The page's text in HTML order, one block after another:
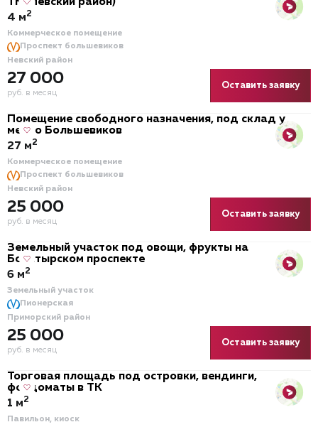
Коммерческое помещение
Проспект большевиков
Невский район
27 000
руб. в месяц
4 м2
Оставить заявку
Помещение свободного назначения, под склад у
метро Большевиков
Коммерческое помещение
Проспект большевиков
Невский район
25 000
руб. в месяц
27 м2
Оставить заявку
Земельный участок под овощи, фрукты на
Богатырском проспекте
Земельный участок
Пионерская
Приморский район
25 000
руб. в месяц
6 м2
Оставить заявку
Торговая площадь под островки, вендинги,
фондоматы в ТК
Павильон, киоск
1 м2